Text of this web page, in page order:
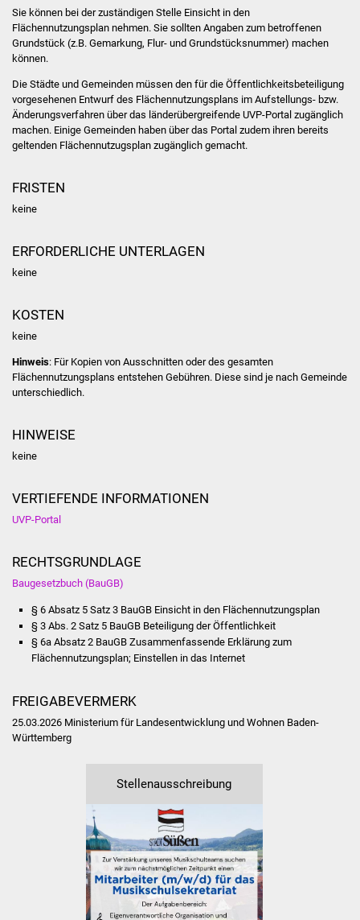
Sanierung Hallenbad
Sanierung Bizethalle
Ortsentwicklung
Presse
Bürgerinfos
Kindergärten
Soziale Einrichtungen
Kirchen
Jugendhaus
Kinder- und
Stadtwerke
Suenergie
Sie können bei der zuständigen Stelle Einsicht in den
Flächennutzungsplan nehmen. Sie sollten Angaben zum betroffenen
Grundstück (z.B. Gemarkung, Flur- und Grundstücksnummer) machen
können.
Die Städte und Gemeinden müssen den für die Öffentlichkeitsbeteiligung
vorgesehenen Entwurf des Flächennutzungsplans im Aufstellungs- bzw.
Änderungsverfahren über das länderübergreifende UVP-Portal zugänglich
machen. Einige Gemeinden haben über das Portal zudem ihren bereits
geltenden Flächennutzugsplan zugänglich gemacht.
FRISTEN
keine
ERFORDERLICHE UNTERLAGEN
keine
KOSTEN
keine
Hinweis: Für Kopien von Ausschnitten oder des gesamten
Flächennutzungsplans entstehen Gebühren. Diese sind je nach Gemeinde
unterschiedlich.
HINWEISE
keine
VERTIEFENDE INFORMATIONEN
UVP-Portal
RECHTSGRUNDLAGE
Baugesetzbuch (BauGB)
§ 6 Absatz 5 Satz 3 BauGB Einsicht in den Flächennutzungsplan
§ 3 Abs. 2 Satz 5 BauGB Beteiligung der Öffentlichkeit
§ 6a Absatz 2 BauGB Zusammenfassende Erklärung zum
Flächennutzungsplan; Einstellen in das Internet
FREIGABEVERMERK
25.03.2026 Ministerium für Landesentwicklung und Wohnen Baden-
Württemberg
Stellenausschreibung